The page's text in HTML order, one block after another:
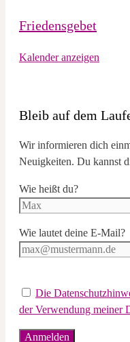
Friedensgebet
Kalender anzeigen
Bleib auf dem
Wir informieren dich
Neuigkeiten. Du kannst
Wie heißt du?
Wie lautet deine E-Mail?
Die
der Verwendung meiner